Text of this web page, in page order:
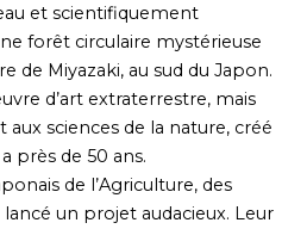
et scientifiquement
forêt circulaire mystérieuse
de Miyazaki, au sud du Japon.
d’art extraterrestre, mais
sciences de la nature, créé
près de 50 ans.
de l’Agriculture, des
un projet audacieux. Leur